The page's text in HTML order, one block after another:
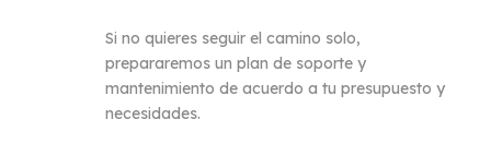
Si no quieres seguir el camino solo,
prepararemos un plan de soporte y
mantenimiento de acuerdo a tu presupuesto y
necesidades.